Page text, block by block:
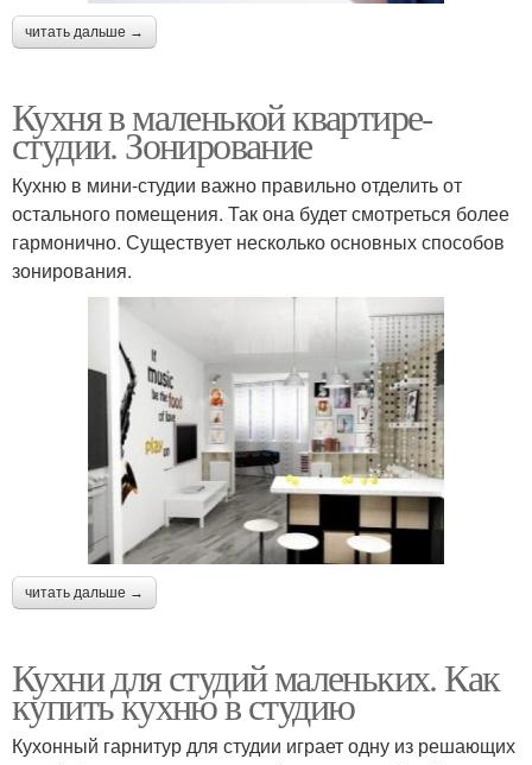
читать дальше →
Кухня в маленькой квартире-
студии. Зонирование
Кухню в мини-студии важно правильно отделить от
остального помещения. Так она будет смотреться более
гармонично. Существует несколько основных способов
зонирования.
читать дальше →
Кухни для студий маленьких. Как
купить кухню в студию
Кухонный гарнитур для студии играет одну из решающих